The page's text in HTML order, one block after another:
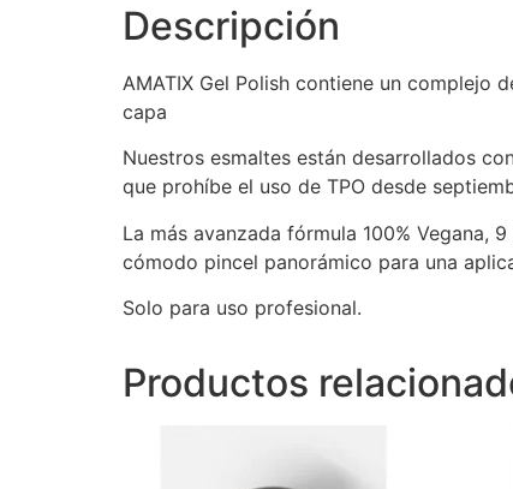
Descripción
AMATIX Gel Polish contiene un complejo
capa
Nuestros esmaltes están desarrollados
que prohíbe el uso de TPO desde
La más avanzada fórmula 100% Vegana,
cómodo pincel panorámico para una
Solo para uso profesional.
Productos